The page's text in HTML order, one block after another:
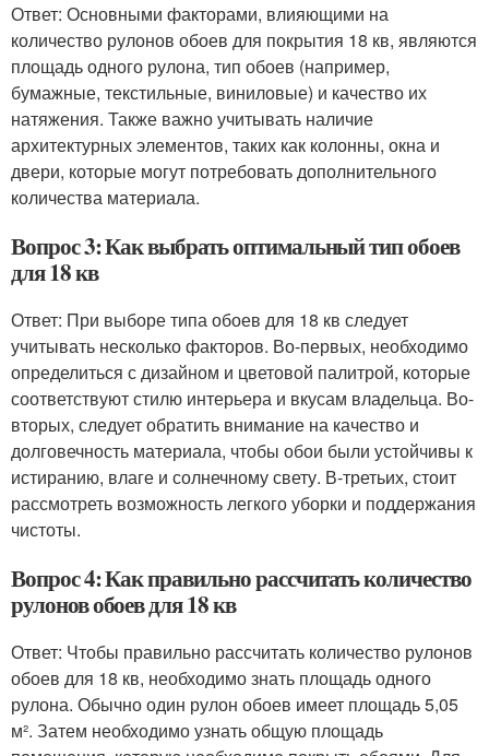
Ответ: Основными факторами, влияющими на
количество рулонов обоев для покрытия 18 кв, являются
площадь одного рулона, тип обоев (например,
бумажные, текстильные, виниловые) и качество их
натяжения. Также важно учитывать наличие
архитектурных элементов, таких как колонны, окна и
двери, которые могут потребовать дополнительного
количества материала.
Вопрос 3: Как выбрать оптимальный тип обоев
для 18 кв
Ответ: При выборе типа обоев для 18 кв следует
учитывать несколько факторов. Во-первых, необходимо
определиться с дизайном и цветовой палитрой, которые
соответствуют стилю интерьера и вкусам владельца. Во-
вторых, следует обратить внимание на качество и
долговечность материала, чтобы обои были устойчивы к
истиранию, влаге и солнечному свету. В-третьих, стоит
рассмотреть возможность легкого уборки и поддержания
чистоты.
Вопрос 4: Как правильно рассчитать количество
рулонов обоев для 18 кв
Ответ: Чтобы правильно рассчитать количество рулонов
обоев для 18 кв, необходимо знать площадь одного
рулона. Обычно один рулон обоев имеет площадь 5,05
м². Затем необходимо узнать общую площадь